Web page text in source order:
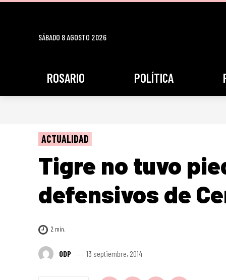
SÁBADO 8 AGOSTO 2026
ROSARIO POLÍTICA
ACTUALIDAD
Tigre no tuvo
defensivos de
2 min.
ODP 13 septiembre, 2014